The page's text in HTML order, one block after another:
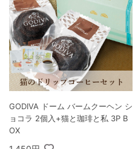
GODIVA ドーム バームクーヘン シ
ョコラ 2個入+猫と珈琲と私 3P B
OX